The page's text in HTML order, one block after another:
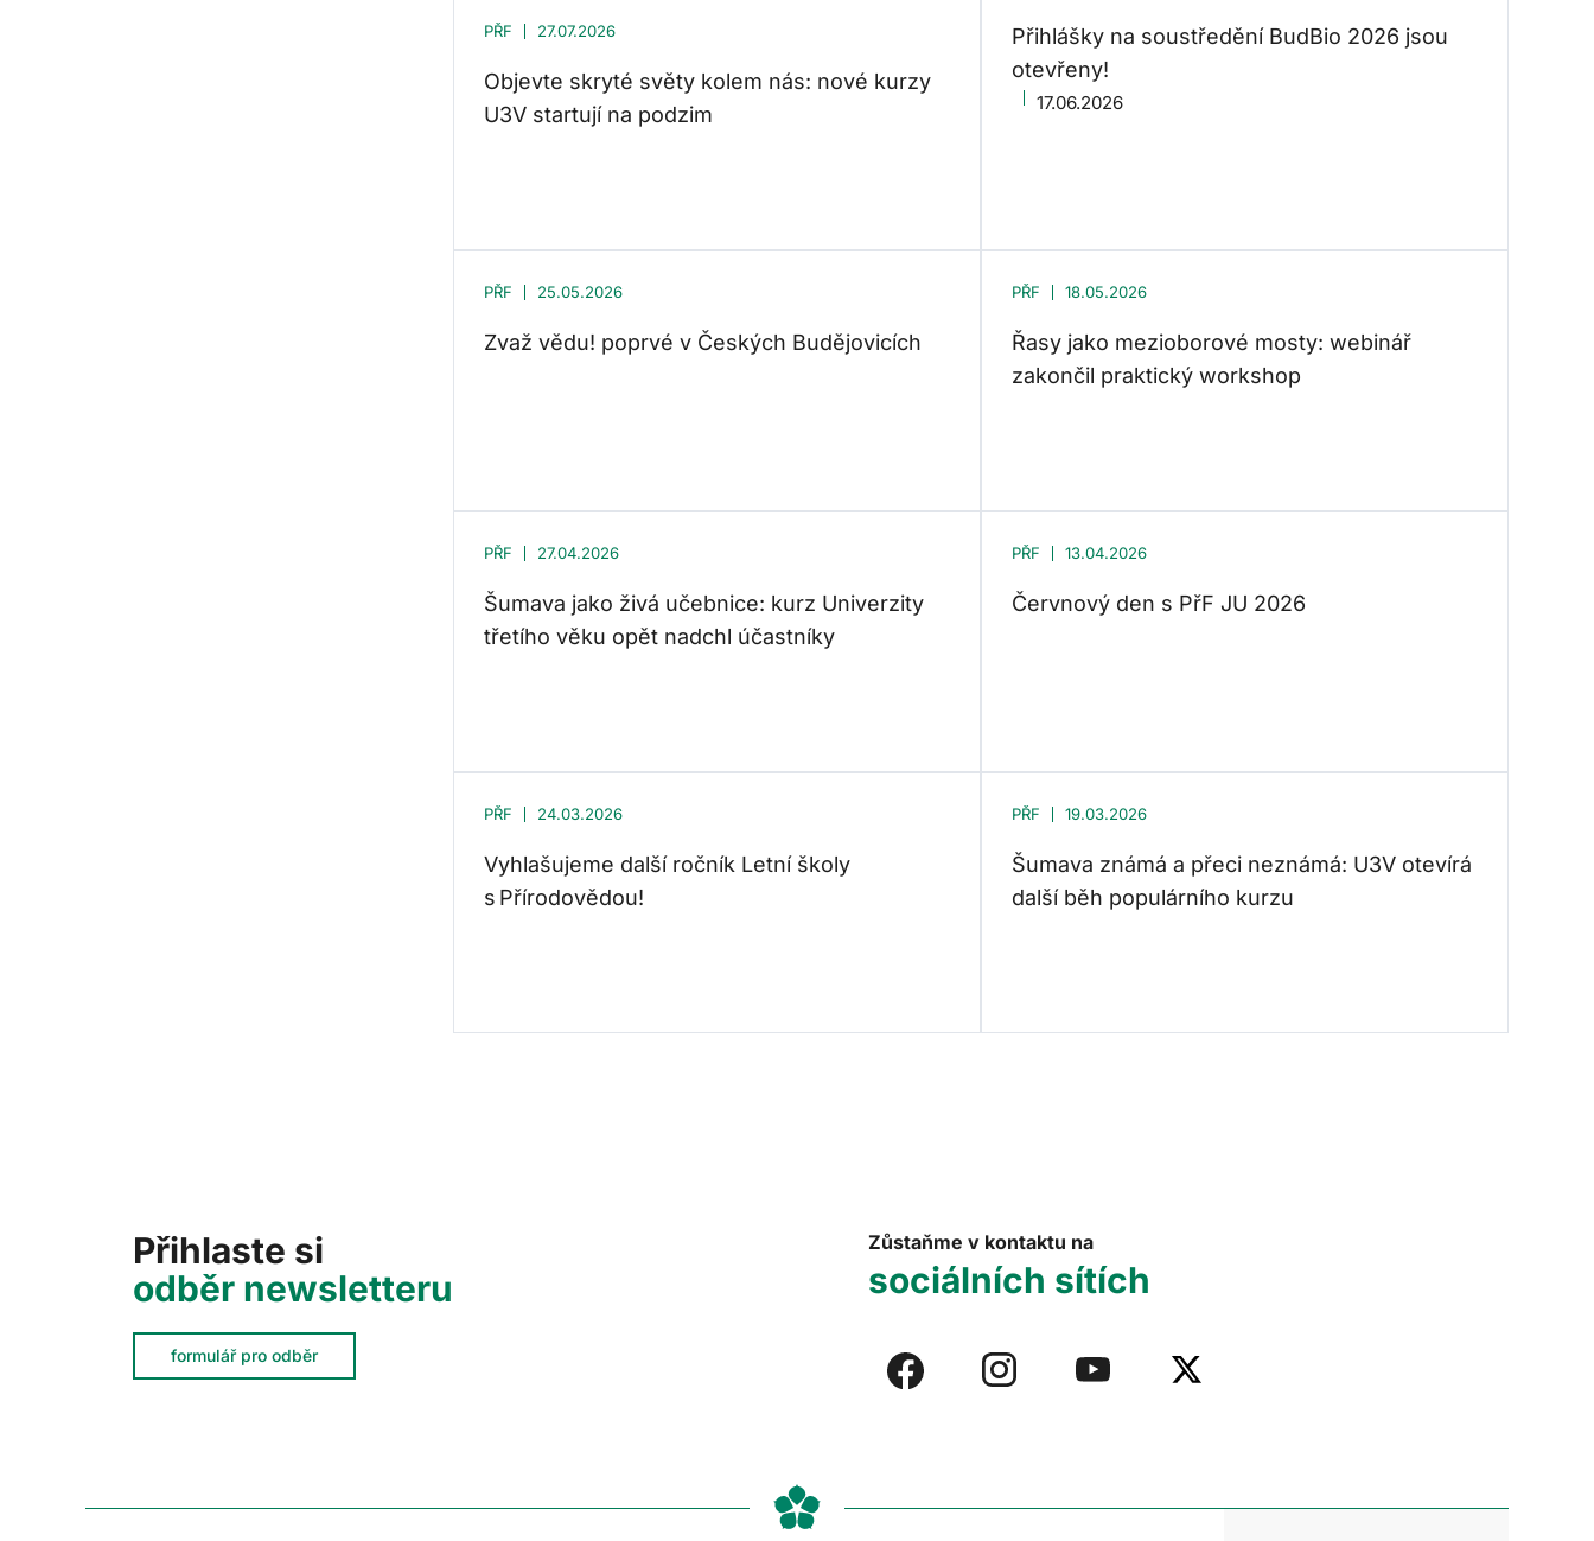
PŘF 27.07.2026
Objevte skryté světy kolem nás: nové kurzy
U3V startují na podzim
Přihlášky na soustředění BudBio 2026 jsou
otevřeny!
17.06.2026
PŘF 25.05.2026
Zvaž vědu! poprvé v Českých Budějovicích
PŘF 18.05.2026
Řasy jako mezioborové mosty: webinář
zakončil praktický workshop
PŘF 27.04.2026
Šumava jako živá učebnice: kurz Univerzity
třetího věku opět nadchl účastníky
PŘF 13.04.2026
Červnový den s PřF JU 2026
PŘF 24.03.2026
Vyhlašujeme další ročník Letní školy
s Přírodovědou!
PŘF 19.03.2026
Šumava známá a přeci neznámá: U3V otevírá
další běh populárního kurzu
Přihlaste si
odběr newsletteru
formulář pro odběr
Zůstaňme v kontaktu na
sociálních sítích